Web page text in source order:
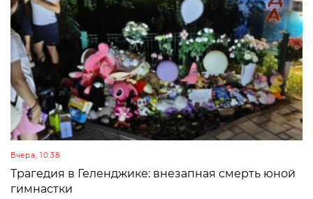
Вчера, 10:38
Трагедия в Геленджике: внезапная смерть юной
гимнастки